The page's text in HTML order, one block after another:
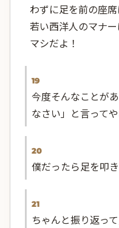
わずに足を前の座
若い西洋人のマナ
マシだよ！
19
今度そんなことが
なさい」と言ってや
20
僕だったら足を叩
21
ちゃんと振り返っ